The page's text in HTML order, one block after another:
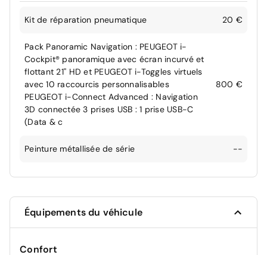
Kit de réparation pneumatique 20 €
Pack Panoramic Navigation : PEUGEOT i-
Cockpit® panoramique avec écran incurvé et
flottant 21'' HD et PEUGEOT i-Toggles virtuels
avec 10 raccourcis personnalisables
PEUGEOT i-Connect Advanced : Navigation
3D connectée 3 prises USB : 1 prise USB-C
(Data & c
800 €
Peinture métallisée de série --
Équipements du véhicule
Confort